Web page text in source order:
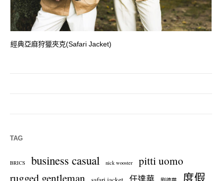
經典亞麻狩獵夾克(Safari Jacket)
TAG
BRICS business casual nick wooster
pitti uomo
rugged gentleman
度假